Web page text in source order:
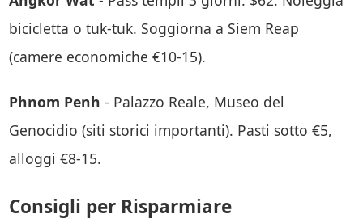
bicicletta o tuk-tuk. Soggiorna a Siem Reap
(camere economiche €10-15).
Phnom Penh - Palazzo Reale, Museo del
Genocidio (siti storici importanti). Pasti sotto €5,
alloggi €8-15.
Consigli per Risparmiare